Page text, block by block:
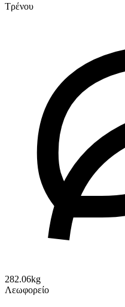
Τρένου
282.06kg
Λεωφορείο